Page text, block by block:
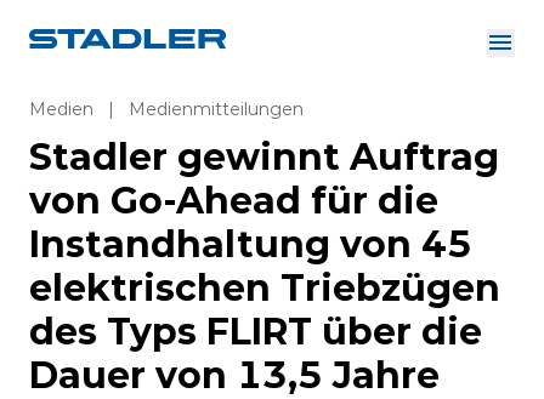
Investor Relations
Zulieferer
Downloads
Deutsch
Über uns
Lösungen
Karriere
InnoTrans
Medien | Medienmitteilungen
Stadler gewinnt Auftrag
von Go-Ahead für die
Instandhaltung von 45
elektrischen Triebzügen
des Typs FLIRT über die
Dauer von 13,5 Jahre